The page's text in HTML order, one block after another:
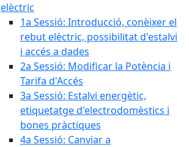
elèctric
1a Sessió: Introducció, conèixer el
rebut elèctric, possibilitat d'estalvi
i accés a dades
2a Sessió: Modificar la Potència i
Tarifa d'Accés
3a Sessió: Estalvi energètic,
etiquetatge d'electrodomèstics i
bones pràctiques
4a Sessió: Canviar a